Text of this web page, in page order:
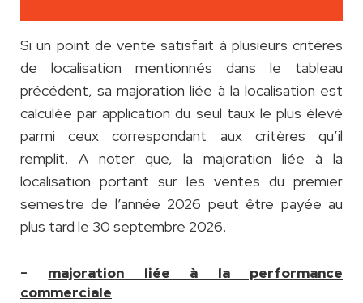
Si un point de vente satisfait à plusieurs critères
de localisation mentionnés dans le tableau
précédent, sa majoration liée à la localisation est
calculée par application du seul taux le plus élevé
parmi ceux correspondant aux critères qu’il
remplit. A noter que, la majoration liée à la
localisation portant sur les ventes du premier
semestre de l’année 2026 peut être payée au
plus tard le 30 septembre 2026.
-
majoration liée à la performance
commerciale